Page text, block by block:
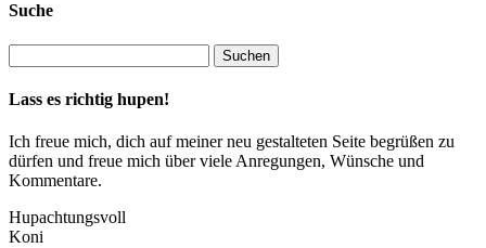
Suche
Lass es richtig hupen!
Ich freue mich, dich auf meiner neu gestalteten Seite begrüßen zu
dürfen und freue mich über viele Anregungen, Wünsche und
Kommentare.
Hupachtungsvoll
Koni